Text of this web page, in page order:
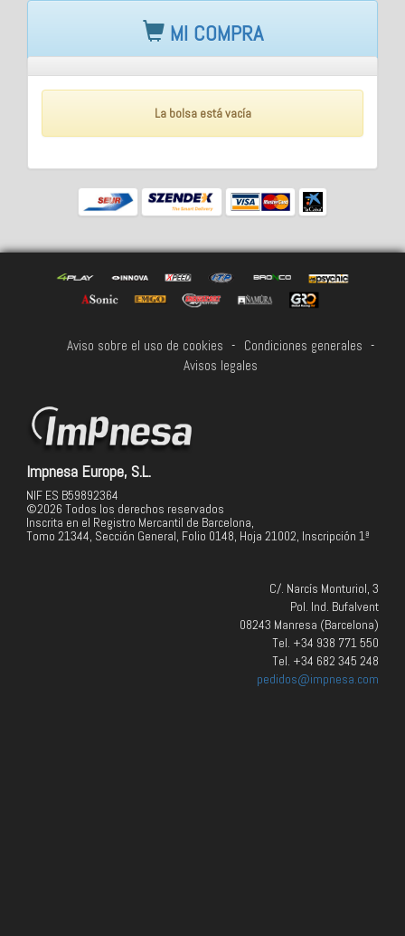
MI COMPRA
La bolsa está vacía
Aviso sobre el uso de cookies - Condiciones generales -
Avisos legales
Impnesa Europe, S.L.
NIF ES B59892364
©2026 Todos los derechos reservados
Inscrita en el Registro Mercantil de Barcelona,
Tomo 21344, Sección General, Folio 0148, Hoja 21002, Inscripción 1ª
C/. Narcís Monturiol, 3
Pol. Ind. Bufalvent
08243 Manresa (Barcelona)
Tel. +34 938 771 550
Tel. +34 682 345 248
pedidos@impnesa.com